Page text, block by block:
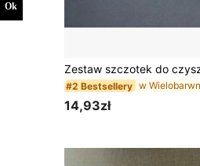
Ok
#2 Bestsellery
14,93zł